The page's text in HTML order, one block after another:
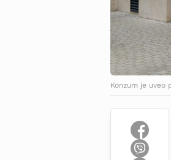
Konzum je uveo